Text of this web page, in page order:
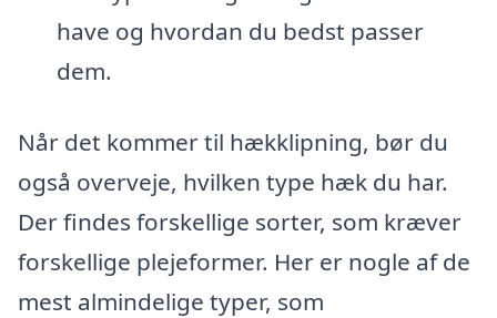
have og hvordan du bedst passer
dem.
Når det kommer til hækklipning, bør du
også overveje, hvilken type hæk du har.
Der findes forskellige sorter, som kræver
forskellige plejeformer. Her er nogle af de
mest almindelige typer, som